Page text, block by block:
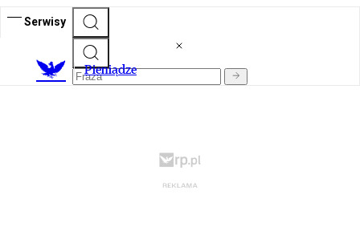
Serwisy
Pieniądze